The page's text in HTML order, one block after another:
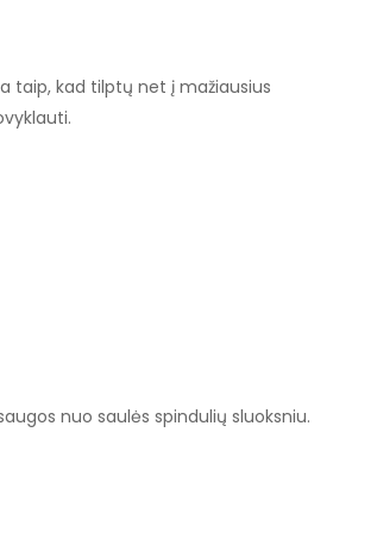
taip, kad tilptų net į mažiausius
nuo saulės spindulių sluoksniu.